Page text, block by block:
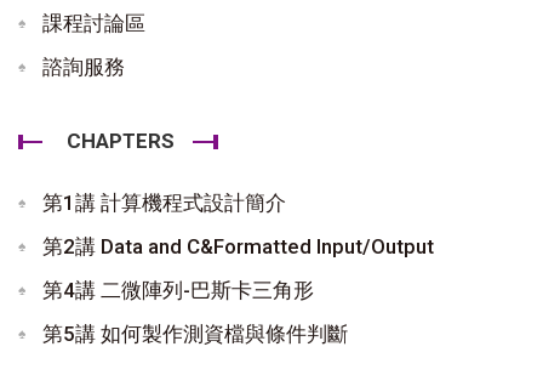
課程討論區
諮詢服務
CHAPTERS
第1講 計算機程式設計簡介
第2講 Data and C&Formatted Input/Output
第4講 二微陣列-巴斯卡三角形
第5講 如何製作測資檔與條件判斷